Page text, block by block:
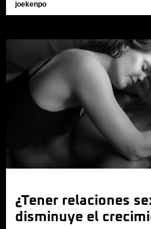
joekenpo
¿Tener relaciones
disminuye el